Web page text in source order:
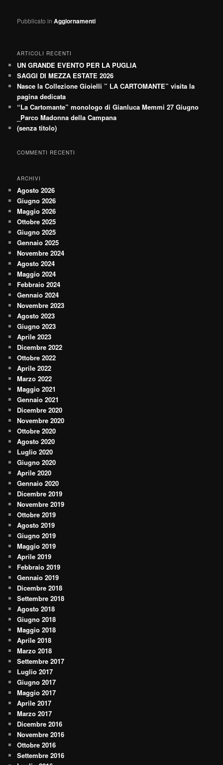
Pubblicato in Aggiornamenti
ARTICOLI RECENTI
UN GRANDE EVENTO PER LA PUGLIA
SAGGI DI MEZZA ESTATE 2026
Nasce la Collezione Gioielli ” LA CARTOMANTE” visita la
pagina dedicata
“La Cartomante” monologo di Gianluca Memmi 27 Giugno
_Parco Madonna della Campana
(senza titolo)
COMMENTI RECENTI
ARCHIVI
Agosto 2026
Giugno 2026
Maggio 2026
Ottobre 2025
Giugno 2025
Gennaio 2025
Novembre 2024
Agosto 2024
Maggio 2024
Febbraio 2024
Gennaio 2024
Novembre 2023
Agosto 2023
Giugno 2023
Aprile 2023
Dicembre 2022
Ottobre 2022
Aprile 2022
Marzo 2022
Maggio 2021
Gennaio 2021
Dicembre 2020
Novembre 2020
Ottobre 2020
Agosto 2020
Luglio 2020
Giugno 2020
Aprile 2020
Gennaio 2020
Dicembre 2019
Novembre 2019
Ottobre 2019
Agosto 2019
Giugno 2019
Maggio 2019
Aprile 2019
Febbraio 2019
Gennaio 2019
Dicembre 2018
Settembre 2018
Agosto 2018
Giugno 2018
Maggio 2018
Aprile 2018
Marzo 2018
Settembre 2017
Luglio 2017
Giugno 2017
Maggio 2017
Aprile 2017
Marzo 2017
Dicembre 2016
Novembre 2016
Ottobre 2016
Settembre 2016